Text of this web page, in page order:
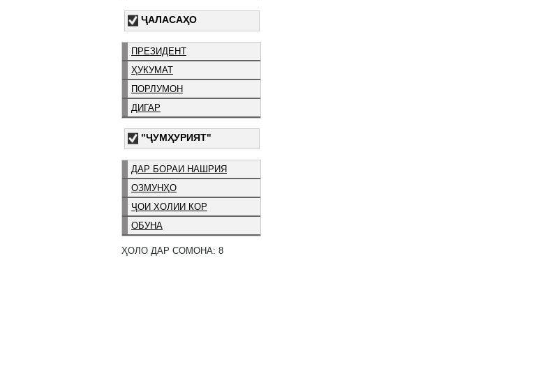
ҶАЛАСАҲО
ПРЕЗИДЕНТ
ҲУКУМАТ
ПОРЛУМОН
ДИГАР
"ҶУМҲУРИЯТ"
ДАР БОРАИ НАШРИЯ
ОЗМУНҲО
ҶОИ ХОЛИИ КОР
ОБУНА
ҲОЛО ДАР СОМОНА: 8